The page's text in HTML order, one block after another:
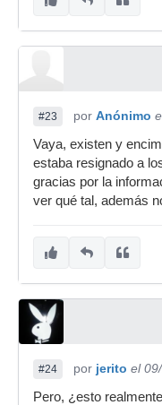
#23 por Anónimo
Vaya, existen y
estaba resignado a
gracias por la
ver qué tal, además
#24 por jerito el
Pero, ¿esto